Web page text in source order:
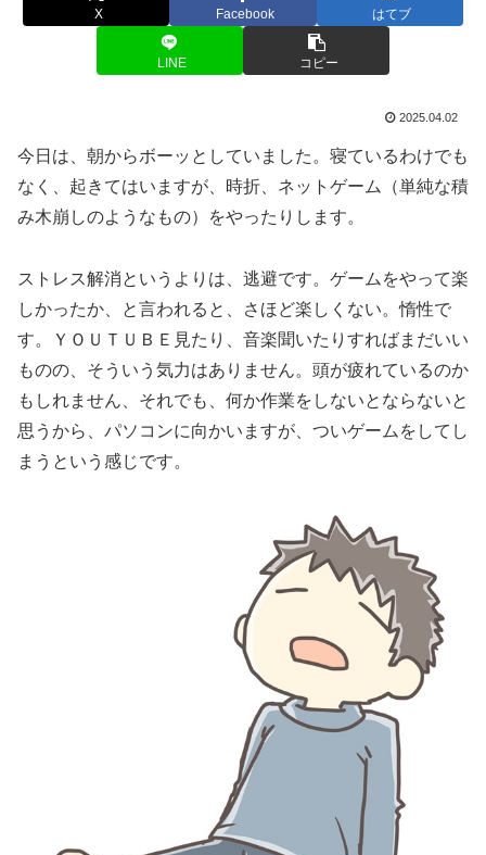
X Facebook はてブ
LINE コピー
2025.04.02
今日は、朝からボーッとしていました。寝ているわけでも
なく、起きてはいますが、時折、ネットゲーム（単純な積
み木崩しのようなもの）をやったりします。
ストレス解消というよりは、逃避です。ゲームをやって楽
しかったか、と言われると、さほど楽しくない。惰性で
す。ＹＯＵＴＵＢＥ見たり、音楽聞いたりすればまだいい
ものの、そういう気力はありません。頭が疲れているのか
もしれません、それでも、何か作業をしないとならないと
思うから、パソコンに向かいますが、ついゲームをしてし
まうという感じです。